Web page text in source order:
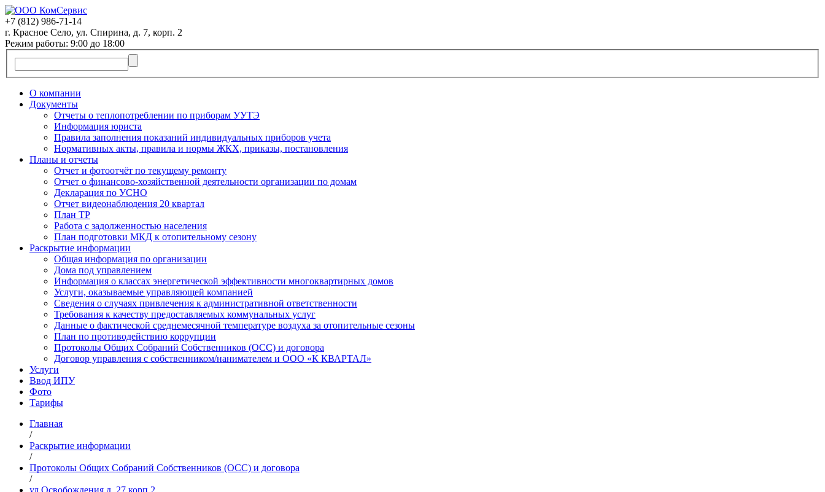
+7 (812) 986-71-14
г. Красное Село, ул. Спирина, д. 7, корп. 2
Режим работы: 9:00 до 18:00
О компании
Документы
Отчеты о теплопотреблении по приборам УУТЭ
Информация юриста
Правила заполнения показаний индивидуальных приборов учета
Нормативных акты, правила и нормы ЖКХ, приказы, постановления
Планы и отчеты
Отчет и фотоотчёт по текущему ремонту
Отчет о финансово-хозяйственной деятельности организации по домам
Декларация по УСНО
Отчет видеонаблюдения 20 квартал
План ТР
Работа с задолженностью населения
План подготовки МКД к отопительному сезону
Раскрытие информации
Общая информация по организации
Дома под управлением
Информация о классах энергетической эффективности многоквартирных домов
Услуги, оказываемые управляющей компанией
Сведения о случаях привлечения к административной ответственности
Требования к качеству предоставляемых коммунальных услуг
Данные о фактической среднемесячной температуре воздуха за отопительные сезоны
План по противодействию коррупции
Протоколы Общих Собраний Собственников (ОСС) и договора
Договор управления с собственником/нанимателем и ООО «К КВАРТАЛ»
Услуги
Ввод ИПУ
Фото
Тарифы
Главная
/
Раскрытие информации
/
Протоколы Общих Собраний Собственников (ОСС) и договора
/
ул.Освобождения д. 27 корп.2